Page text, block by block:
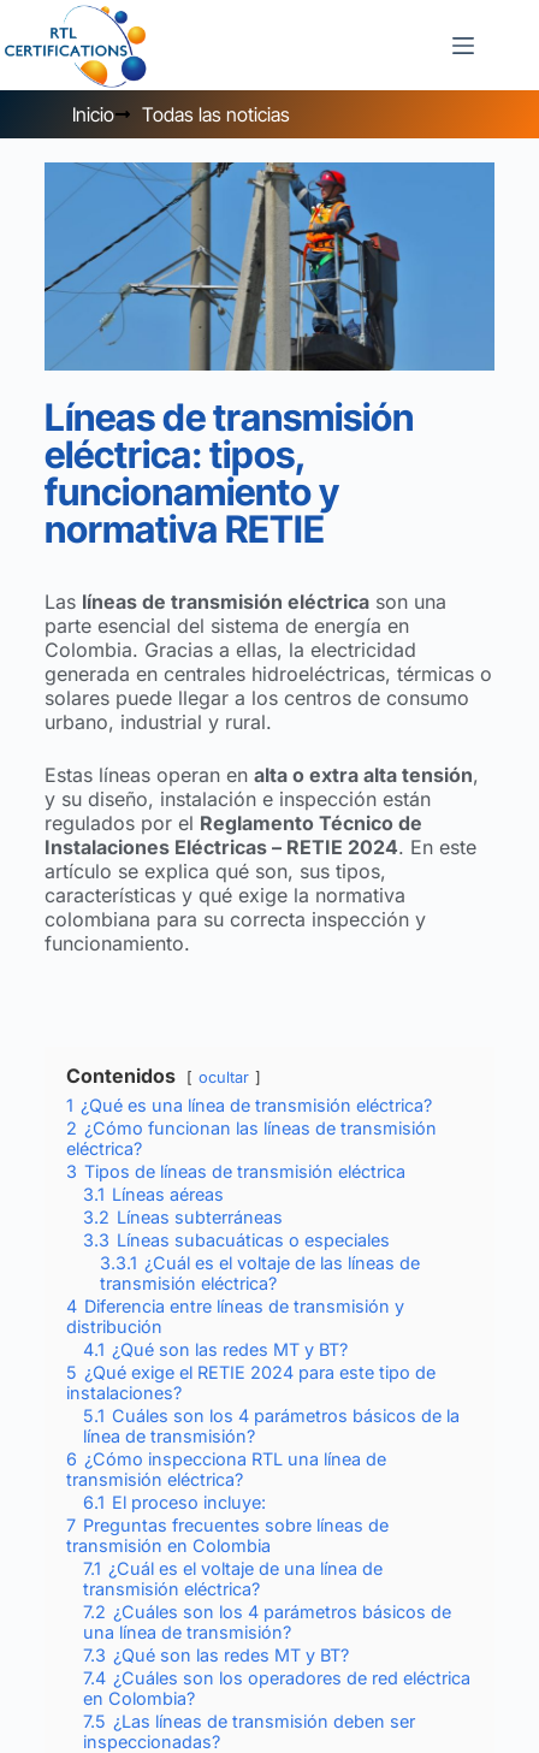
Inicio Todas las noticias
Líneas de transmisión
eléctrica: tipos,
funcionamiento y
normativa RETIE
Las líneas de transmisión eléctricason una
parte esencial del sistema de energía en
Colombia. Gracias a ellas, la electricidad
generada en centrales hidroeléctricas, térmicas o
solares puede llegar a los centros de consumo
urbano, industrial y rural.
Estas líneas operan en alta o extra alta tensión,
y su diseño, instalación e inspección están
regulados por el Reglamento Técnico de
Instalaciones Eléctricas – RETIE 2024. En este
artículo se explica qué son, sus tipos,
características y qué exige la normativa
colombiana para su correcta inspección y
funcionamiento.
Contenidos ocultar
1 ¿Qué es una línea de transmisión eléctrica?
2 ¿Cómo funcionan las líneas de transmisión
eléctrica?
3 Tipos de líneas de transmisión eléctrica
3.1 Líneas aéreas
3.2 Líneas subterráneas
3.3 Líneas subacuáticas o especiales
3.3.1 ¿Cuál es el voltaje de las líneas de
transmisión eléctrica?
4 Diferencia entre líneas de transmisión y
distribución
4.1 ¿Qué son las redes MT y BT?
5 ¿Qué exige el RETIE 2024 para este tipo de
instalaciones?
5.1 Cuáles son los 4 parámetros básicos de la
línea de transmisión?
6 ¿Cómo inspecciona RTL una línea de
transmisión eléctrica?
6.1 El proceso incluye:
7 Preguntas frecuentes sobre líneas de
transmisión en Colombia
7.1 ¿Cuál es el voltaje de una línea de
transmisión eléctrica?
7.2 ¿Cuáles son los 4 parámetros básicos de
una línea de transmisión?
7.3 ¿Qué son las redes MT y BT?
7.4 ¿Cuáles son los operadores de red eléctrica
en Colombia?
7.5 ¿Las líneas de transmisión deben ser
inspeccionadas?